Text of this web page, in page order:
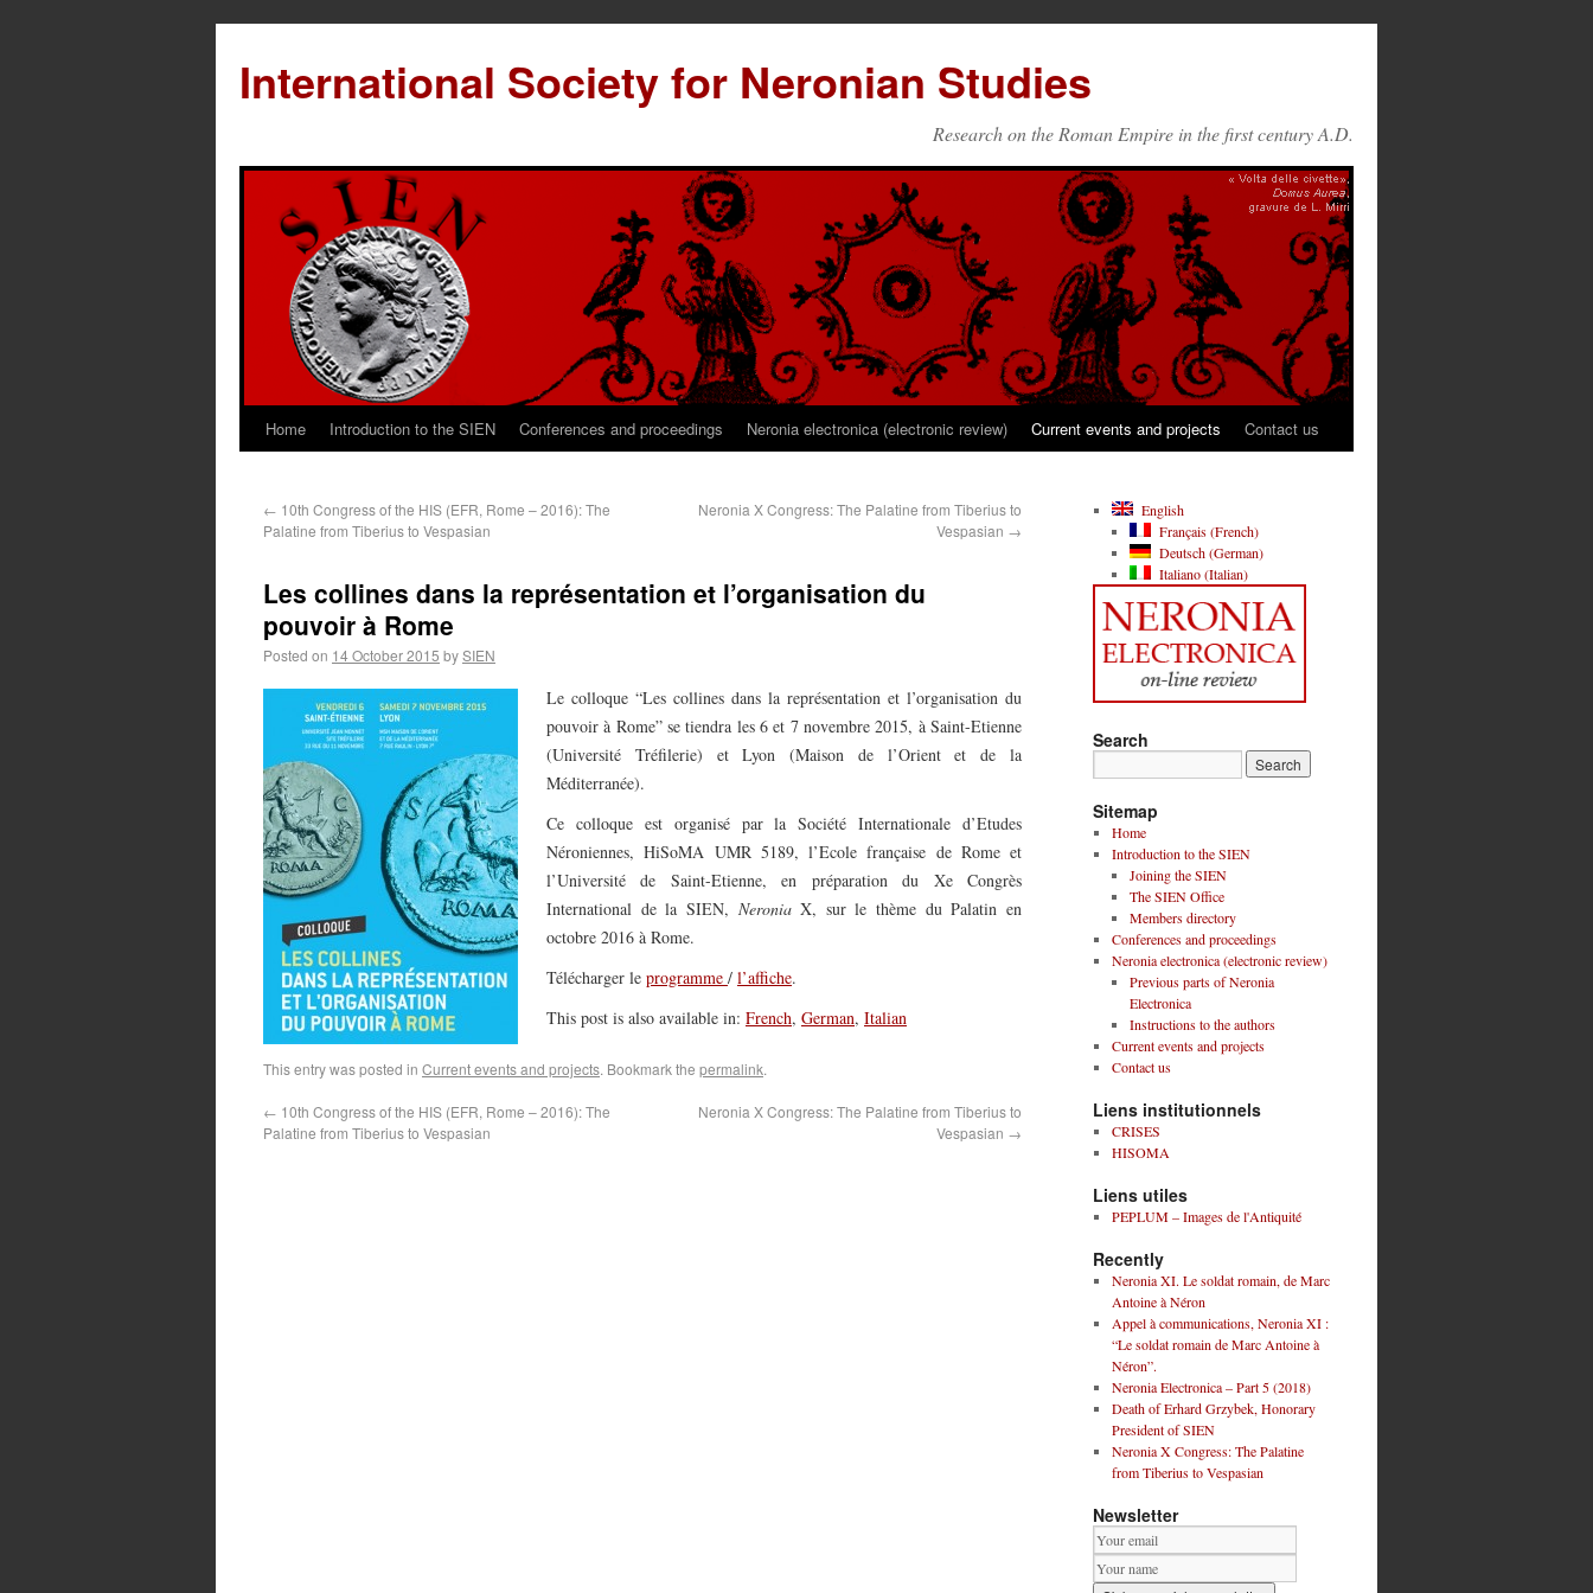
International Society for Neronian Studies
Research on the Roman Empire in the first century A.D.
Home Introduction to the SIEN Conferences and proceedings Neronia electronica (electronic review) Current events and projects Contact us
← 10th Congress of the HIS (EFR, Rome – 2016): The
Palatine from Tiberius to Vespasian
Neronia X Congress: The Palatine from Tiberius to
Vespasian →
Les collines dans la représentation et l’organisation du
pouvoir à Rome
Posted on 14 October 2015 bySIEN
Le colloque “Les collines dans la représentation et l’organisation du
pouvoir à Rome” se tiendra les 6 et 7 novembre 2015, à Saint-Etienne
(Université Tréfilerie) et Lyon (Maison de l’Orient et de la
Méditerranée).
Ce colloque est organisé par la Société Internationale d’Etudes
Néroniennes, HiSoMA UMR 5189, l’Ecole française de Rome et
l’Université de Saint-Etienne, en préparation du Xe Congrès
International de la SIEN, NeroniaX, sur le thème du Palatin en
octobre 2016 à Rome.
Télécharger le programme / l’affiche.
This post is also available in: French, German, Italian
This entry was posted in Current events and projects. Bookmark the permalink.
← 10th Congress of the HIS (EFR, Rome – 2016): The
Palatine from Tiberius to Vespasian
Neronia X Congress: The Palatine from Tiberius to
Vespasian →
English
Français(French)
Deutsch(German)
Italiano(Italian)
Search
Sitemap
Home
Introduction to the SIEN
Joining the SIEN
The SIEN Office
Members directory
Conferences and proceedings
Neronia electronica (electronic review)
Previous parts of Neronia
Electronica
Instructions to the authors
Current events and projects
Contact us
Liens institutionnels
CRISES
HISOMA
Liens utiles
PEPLUM – Images de l'Antiquité
Recently
Neronia XI. Le soldat romain, de Marc
Antoine à Néron
Appel à communications, Neronia XI :
“Le soldat romain de Marc Antoine à
Néron”.
Neronia Electronica – Part 5 (2018)
Death of Erhard Grzybek, Honorary
President of SIEN
Neronia X Congress: The Palatine
from Tiberius to Vespasian
Newsletter